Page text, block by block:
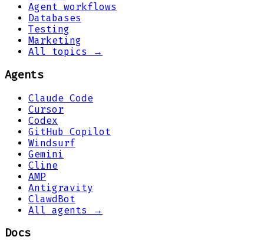
Agent workflows
Databases
Testing
Marketing
All topics →
Agents
Claude Code
Cursor
Codex
GitHub Copilot
Windsurf
Gemini
Cline
AMP
Antigravity
ClawdBot
All agents →
Docs